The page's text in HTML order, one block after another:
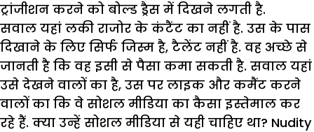
ट्रांजीशन करने को बोल्ड ड्रैस में दिखने लगती है.
सवाल यहां लकी राजोर के कंटैंट का नहीं है. उस के पास
दिखाने के लिए सिर्फ जिस्म है, टैलेंट नहीं है. वह अच्छे से
जानती है कि वह इसी से पैसा कमा सकती है. सवाल यहां
उसे देखने वालों का है, उस पर लाइक और कमैंट करने
वालों का कि वे सोशल मीडिया का कैसा इस्तेमाल कर
रहे हैं. क्या उन्हें सोशल मीडिया से यही चाहिए था? Nudity